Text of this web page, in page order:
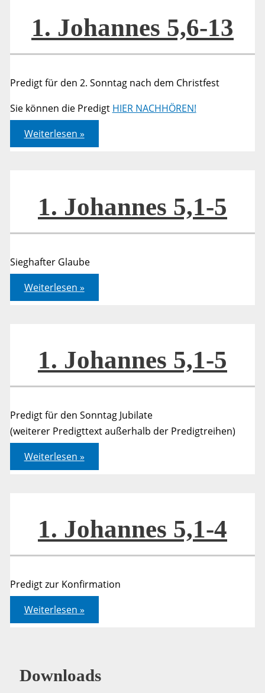
1. Johannes 5,6-13
Predigt für den 2. Sonntag nach dem Christfest
Sie können die Predigt HIER NACHHÖREN!
1.
Johannes
5,6-
Weiterlesen »
1. Johannes 5,1-5
Sieghafter Glaube
1.
Johannes
5,1-
Weiterlesen »
1. Johannes 5,1-5
Predigt für den Sonntag Jubilate
(weiterer Predigttext außerhalb der Predigtreihen)
1.
Johannes
5,1-
Weiterlesen »
1. Johannes 5,1-4
Predigt zur Konfirmation
1.
Johannes
5,1-
Weiterlesen »
Downloads